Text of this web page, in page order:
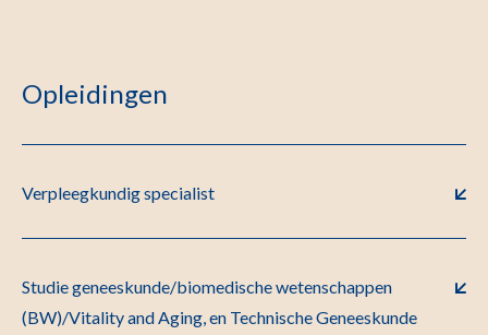
Opleidingen
Verpleegkundig specialist
Studie geneeskunde/biomedische wetenschappen
(BW)/Vitality and Aging, en Technische Geneeskunde